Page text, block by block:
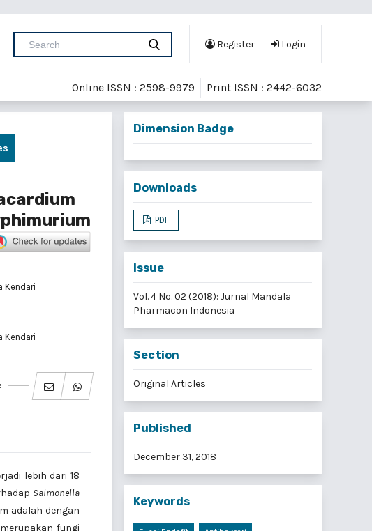
Register Login
Online ISSN : 2598-9979 Print ISSN : 2442-6032
Kendari
Kendari
lebih dari 18
Salmonella
adalah dengan
fungi
Dimension Badge
Downloads
PDF
Issue
Vol. 4 No. 02 (2018): Jurnal Mandala
Pharmacon Indonesia
Section
Original Articles
Published
December 31, 2018
Keywords